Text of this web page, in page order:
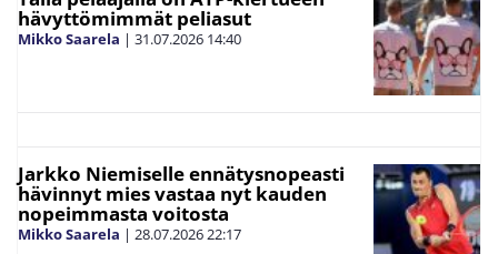
hävyttömimmät peliasut
Mikko Saarela | 31.07.2026 14:40
Jarkko Niemiselle ennätysnopeasti
hävinnyt mies vastaa nyt kauden
nopeimmasta voitosta
Mikko Saarela | 28.07.2026 22:17